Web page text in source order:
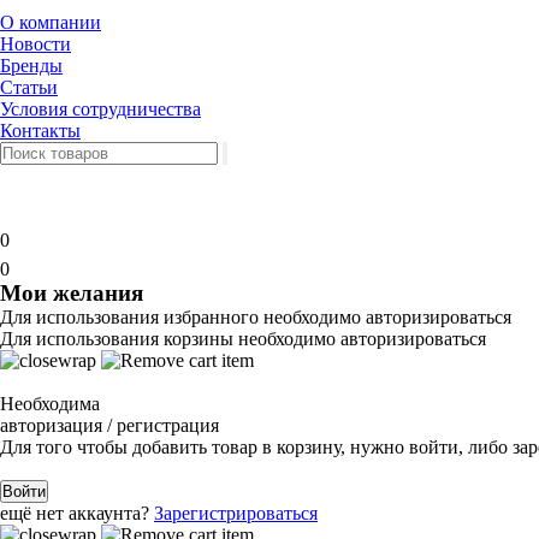
О компании
Новости
Бренды
Статьи
Условия сотрудничества
Контакты
0
0
Мои желания
Для использования избранного необходимо авторизироваться
Для использования корзины необходимо авторизироваться
Необходима
авторизация / регистрация
Для того чтобы добавить товар в корзину, нужно войти, либо
Войти
ещё нет аккаунта? Зарегистрироваться